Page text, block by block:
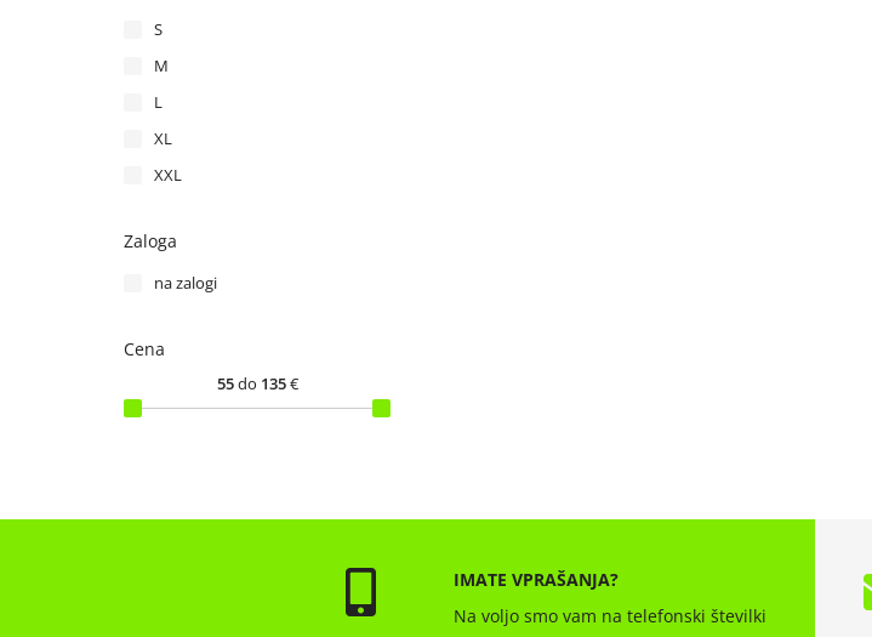
S
M
L
XL
XXL
Zaloga
na zalogi
Cena
55do 135€
IMATE VPRAŠANJA?
Na voljo smo vam na telefonski številki